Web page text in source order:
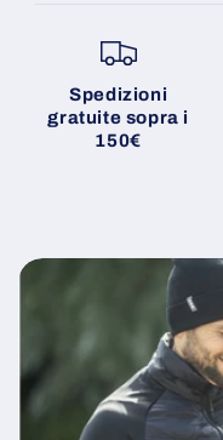
Spedizioni
gratuite sopra i
150€